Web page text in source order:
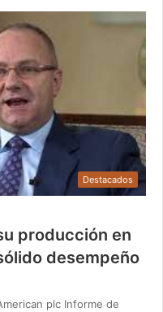
Destacados
producción en
desempeño
plc Informe de